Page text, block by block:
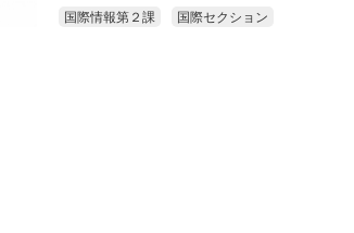
国際情報第２課
国際セクション